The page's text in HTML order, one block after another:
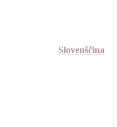
Slovenščina